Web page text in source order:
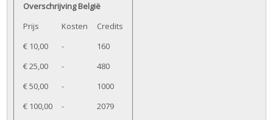
Overschrijving België
Prijs
Kosten
Credits
€ 10,00
-
160
€ 25,00
-
480
€ 50,00
-
1000
€ 100,00
-
2079